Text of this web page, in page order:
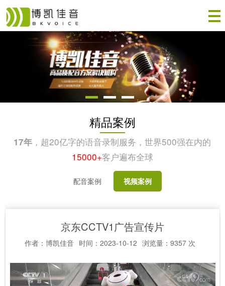
精品案例
17年 ，超20亿字的语音录制服务，世界500强在内的
15000+客户遍布全球
配音案例 视频案例
京东CCTV1广告宣传片
作者：博凯佳音 时间：2023-10-12 浏览量：9357 次